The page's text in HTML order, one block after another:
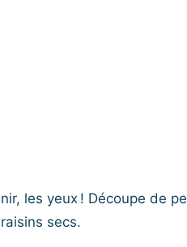
les yeux ! Découpe de
secs.